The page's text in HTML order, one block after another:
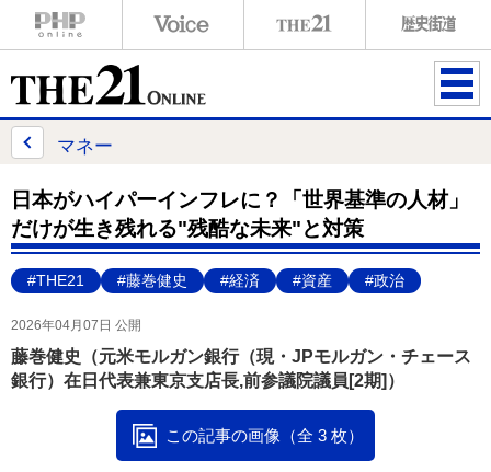
ME
マネー
日本がハイパーインフレに？「世界基準の人材」
だけが生き残れる"残酷な未来"と対策
#THE21 #藤巻健史 #経済 #資産 #政治
2026年04月07日 公開
藤巻健史（元米モルガン銀行（現・JPモルガン・チェース
銀行）在日代表兼東京支店長,前参議院議員[2期]）
この記事の画像（全 3 枚）